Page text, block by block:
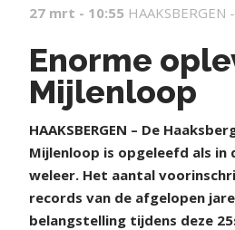
27 mrt - 10:55 HAAKSBERGEN -
Enorme
Mijlenloop
HAAKSBERGEN – De
Mijlenloop is opgeleefd als in
weleer. Het aantal
records van de afgelopen
belangstelling tijdens deze